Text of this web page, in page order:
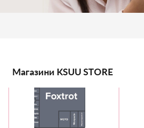
Магазини KSUU STORE